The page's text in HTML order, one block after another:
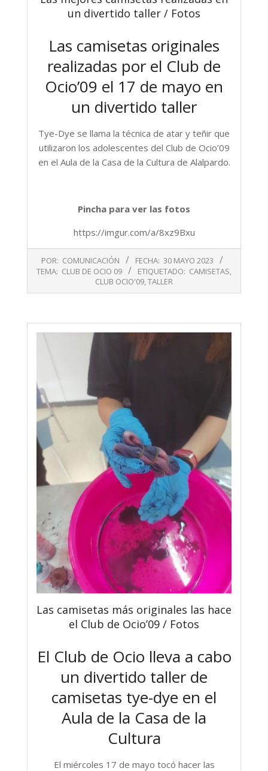
un divertido taller / Fotos
Las camisetas originales
realizadas por el Club de
Ocio’09 el 17 de mayo en
un divertido taller
Tye-Dye se llama la técnica de atar y teñir que
utilizaron los adolescentes del Club de Ocio’09
en el Aula de la Casa de la Cultura de Alalpardo.
Pincha para ver las fotos
https://imgur.com/a/8xz9Bxu
05-
POR: COMUNICACIÓN FECHA: 30 MAYO 2023
TEMA: CLUB DE OCIO 09 ETIQUETADO: CAMISETAS,
CLUB OCIO'09,TALLER
Las camisetas más originales las hace
el Club de Ocio’09 / Fotos
El Club de Ocio lleva a cabo
un divertido taller de
camisetas tye-dye en el
Aula de la Casa de la
Cultura
El miércoles 17 de mayo tocó hacer las